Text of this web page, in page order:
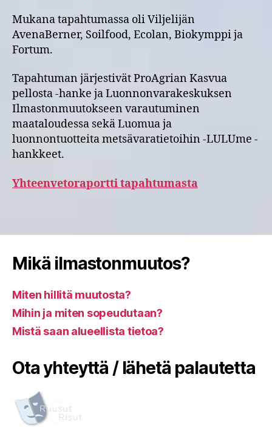
Mukana tapahtumassa oli Viljelijän
AvenaBerner, Soilfood, Ecolan, Biokymppi ja
Fortum.
Tapahtuman järjestivät ProAgrian Kasvua
pellosta -hanke ja Luonnonvarakeskuksen
Ilmastonmuutokseen varautuminen
maataloudessa sekä Luomua ja
luonnontuotteita metsävaratietoihin -LULUme -
hankkeet.
Yhteenvetoraportti tapahtumasta
Mikä ilmastonmuutos?
Miten hillitä muutosta?
Mihin ja miten sopeudutaan?
Mistä saan alueellista tietoa?
Ota yhteyttä / lähetä palautetta